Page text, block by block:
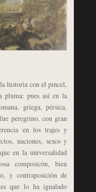
historia con el pincel,
pluma: pues así en la
griega, pérsica,
peregrino, con gran
en los trajes y
naciones, sexos y
en la universalidad
composicón, bien
y contraposición de
que lo ha igualado